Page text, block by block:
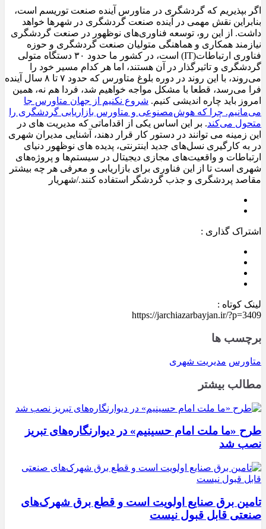
اگر بپذیریم که گردشگری در متاورس آینده صنعت توریسم است،
بنابراین نقش مهمی در آینده صنعت گردشگری در شهرها خواهد
داشت. از این رو، توسعه فناوری‌های نوظهور در صنعت گردشگری
نیازمند همکاری و هماهنگی متولیان صنعت گردشگری و حوزه
فناوری ارتباطات(IT) است، در کشور ما حدود ۳۰ دستگاه متولی
گردشگری و تاثیرگذار در آن هستند، اما هر کدام مسیر خود را
می‌روند، با این روند در دوره بلوغ متاورس که حدود ۷ تا ۸ سال آینده
فرا می‌رسد، قطعا با مشکل مواجه خواهیم شد، فردا هم نه، همین
امروز باید چاره اندیشی کنیم. شروع نکنیم از جهان متاورس جا
می‌مانیم. چرا که هوش‌مصنوعی و متاورس بازاریابی گردشگری را
متحول می‌کند. بر این اساس یکی از اقداماتی که مدیریت های در
این زمینه می توانند در دستور کار قرار دهند، آشنایی مدیران شهری
در به کارگیری نسل‌های جدید اینترنتی، پدیده های نوظهور دنیای
ارتباطات و واقعیت‌های مجازی دیجیتال در سیستم‌ها و پروژه‌های
شهری است تا از این فناوری برای بازاریابی و معرفی هر چه بیشتر
مقاصد پردشگری و جذب گردشگر استفاده کنند./شهریار
اشتراک گذاری :
لینک کوتاه :
https://jarchiazarbayjan.ir/?p=3409
برچسب ها
متاورس مدیریت شهری
مطالب بیشتر
طرح «ما ملت امام حسینیم» در دیوارنگاره‌های تبریز
نصب شد
تامین برق صنایع اولویت است و قطع برق شهرک‌های
صنعتی قابل قبول نیست